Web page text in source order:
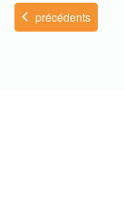
Évènements
précédents